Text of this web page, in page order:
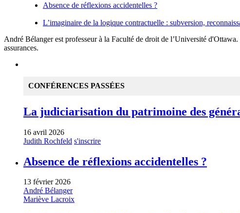
Absence de réflexions accidentelles ?
L’imaginaire de la logique contractuelle : subversion,
André Bélanger est professeur à la Faculté de droit de l’Université
assurances.
CONFÉRENCES PASSÉES
La judiciarisation du patrimoine des
16 avril 2026
Judith Rochfeld s'inscrire
Absence de réflexions accidentelles ?
13 février 2026
André Bélanger
Mariève Lacroix